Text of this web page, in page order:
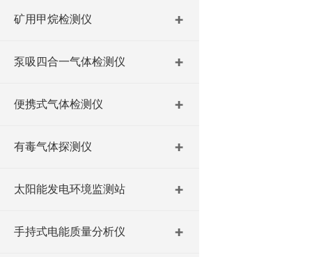
矿用甲烷检测仪
泵吸四合一气体检测仪
便携式气体检测仪
有毒气体探测仪
太阳能发电环境监测站
手持式电能质量分析仪